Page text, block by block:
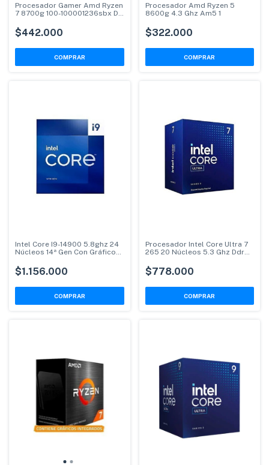
Procesador Gamer Amd Ryzen
7 8700g 100-100001236sbx De
$442.000
Procesador Amd Ryzen 5
8600g 4.3 Ghz Am5 1
$322.000
Intel Core I9-14900 5.8ghz 24
Núcleos 14ª Gen Con Gráficos
$1.156.000
Procesador Intel Core Ultra 7
265 20 Núcleos 5.3 Ghz Ddr5
$778.000